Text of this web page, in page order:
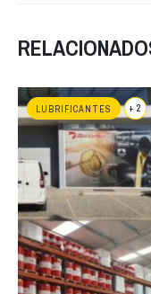
LUBRIFICANTES + 2